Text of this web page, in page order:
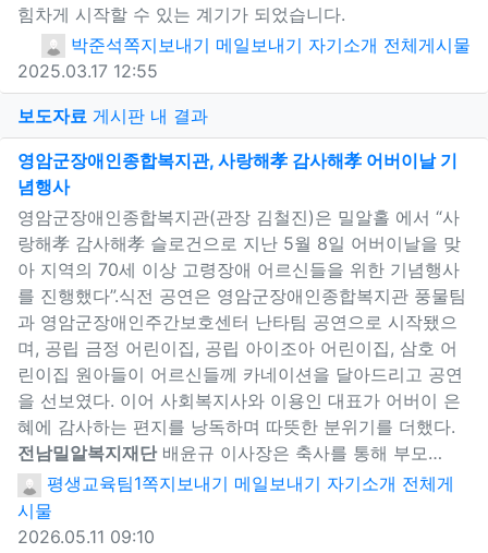
힘차게 시작할 수 있는 계기가 되었습니다.
박준석쪽지보내기 메일보내기 자기소개 전체게시물
2025.03.17 12:55
보도자료 게시판 내 결과
영암군장애인종합복지관, 사랑해孝 감사해孝 어버이날 기
념행사
새창으로 보기
영암군장애인종합복지관(관장 김철진)은 밀알홀 에서 “사
랑해孝 감사해孝 슬로건으로 지난 5월 8일 어버이날을 맞
아 지역의 70세 이상 고령장애 어르신들을 위한 기념행사
를 진행했다”.식전 공연은 영암군장애인종합복지관 풍물팀
과 영암군장애인주간보호센터 난타팀 공연으로 시작됐으
며, 공립 금정 어린이집, 공립 아이조아 어린이집, 삼호 어
린이집 원아들이 어르신들께 카네이션을 달아드리고 공연
을 선보였다. 이어 사회복지사와 이용인 대표가 어버이 은
혜에 감사하는 편지를 낭독하며 따뜻한 분위기를 더했다.
전남밀알복지재단배윤규 이사장은 축사를 통해 부모…
평생교육팀1쪽지보내기 메일보내기 자기소개 전체게
시물
2026.05.11 09:10